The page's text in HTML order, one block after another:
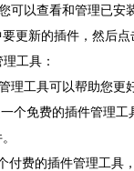
可以查看和管理已安
更新的插件，然后点
工具：
理工具可以帮助您更
个免费的插件管理
付费的插件管理工具